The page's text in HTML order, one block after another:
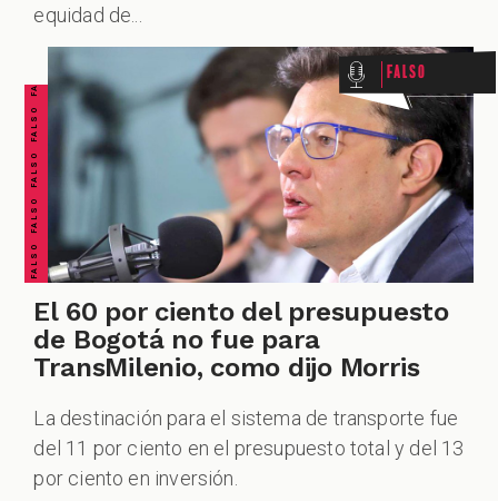
equidad de...
FALSO FALSO FALSO FALSO FALSO FALSO FALSO Falso
El 60 por ciento del presupuesto
de Bogotá no fue para
TransMilenio, como dijo Morris
La destinación para el sistema de transporte fue
del 11 por ciento en el presupuesto total y del 13
por ciento en inversión.